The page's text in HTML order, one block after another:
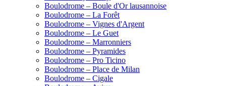
Boulodrome – Boule d'Or lausannoise
Boulodrome – La Forêt
Boulodrome – Vignes d'Argent
Boulodrome – Le Guet
Boulodrome – Marronniers
Boulodrome – Pyramides
Boulodrome – Pro Ticino
Boulodrome – Place de Milan
Boulodrome – Cigale